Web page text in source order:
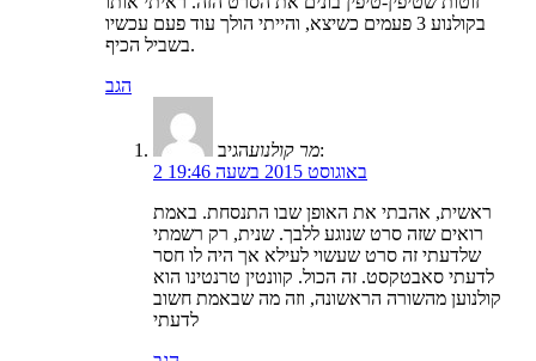
בקולנוע 3 פעמים כשיצא, והייתי הולך עוד פעם עכשיו
בשביל הכיף.
הגב
מר קולנועהגיב:
2 באוגוסט 2015 בשעה 19:46
ראשית, אהבתי את האופן שבו התנסחת. באמת
רואים שזה סרט שנוגע ללבך. שנית, רק רשמתי
שלדעתי זה סרט שעשוי לעילא אך היה לו חסר
לדעתי סאבטקסט. זה הכול. קוונטין טרנטינו הוא
קולנוען מהשורה הראשונה, וזה מה שבאמת חשוב
לדעתי